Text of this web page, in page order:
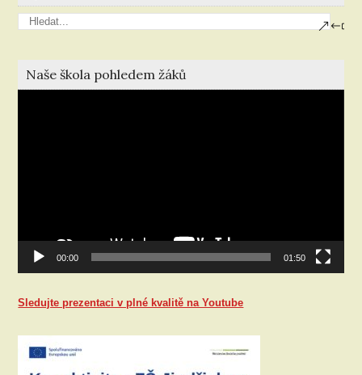
Naše škola pohledem žáků
00:00 01:50
Sledujte prezentaci v plné kvalitě na Youtube